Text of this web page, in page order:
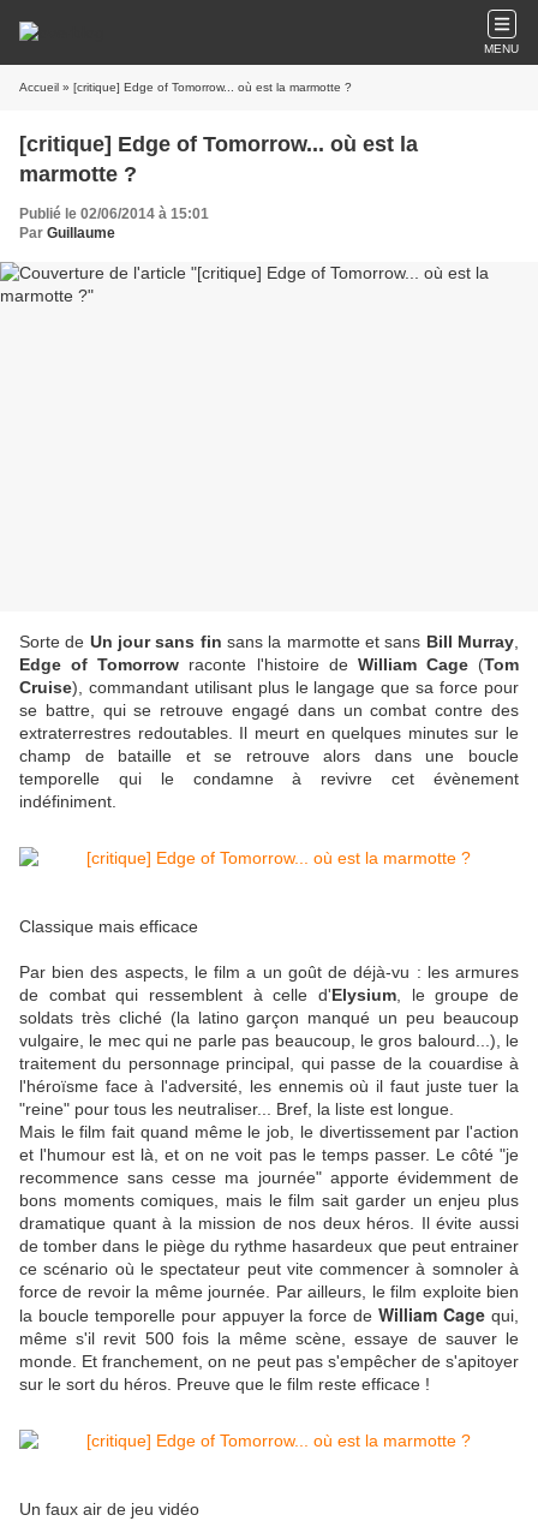
MENU
Accueil » [critique] Edge of Tomorrow... où est la marmotte ?
[critique] Edge of Tomorrow... où est la
marmotte ?
Publié le 02/06/2014 à 15:01
Par Guillaume
Sorte de Un jour sans finsans la marmotte et sans Bill Murray
Edge of Tomorrow raconte l'histoire de William Cage (Tom
Cruise), commandant utilisant plus le langage que sa force pour
se battre, qui se retrouve engagé dans un combat contre des
extraterrestres redoutables. Il meurt en quelques minutes sur le
champ de bataille et se retrouve alors dans une boucle
temporelle qui le condamne à revivre cet évènement
indéfiniment.
Classique mais efficace
Par bien des aspects, le film a un goût de déjà-vu : les armures
de combat qui ressemblent à celle d'Elysium , le groupe de
soldats très cliché (la latino garçon manqué un peu beaucoup
vulgaire , le mec qui ne parle pas beaucoup, le gros balourd...), le
traitement du personnage principal, qui passe de la couardise à
l'héroïsme face à l'adversité, les ennemis où il faut juste tuer la
"reine" pour tous les neutraliser... Bref, la liste est longue.
Mais le film fait quand même le job, le divertissement par l'action
et l'humour est là, et on ne voit pas le temps passer. Le côté "je
recommence sans cesse ma journée" apporte évidemment de
bons moments comiques, mais le film sait garder un enjeu plus
dramatique quant à la mission de nos deux héros. Il évite aussi
de tomber dans le piège du rythme hasardeux que peut entrainer
ce scénario où le spectateur peut vite commencer à somnoler à
force de revoir la même journée. Par ailleurs, le film exploite bien
la boucle temporelle pour appuyer la force deWilliam Cage qui,
même s'il revit 500 fois la même scène, essaye de sauver le
monde. Et franchement, on ne peut pas s'empêcher de s'apitoyer
sur le sort du héros. Preuve que le film reste efficace !
Un faux air de jeu vidéo